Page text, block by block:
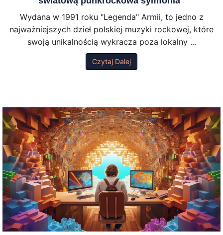
Wydana w 1991 roku "Legenda" Armii, to jedno z
najważniejszych dzieł polskiej muzyki rockowej, które
swoją unikalnością wykracza poza lokalny ...
Czytaj Dalej